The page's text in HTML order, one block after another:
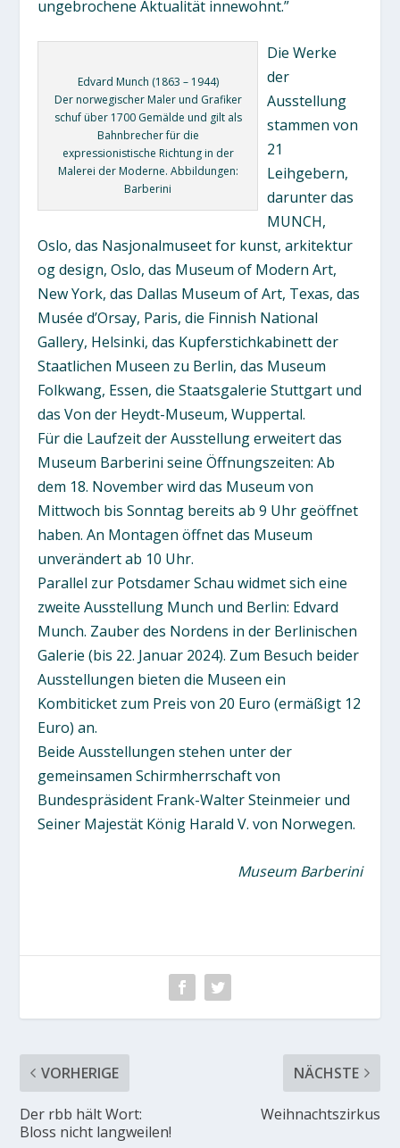
ungebrochene Aktualität innewohnt.”
Edvard Munch (1863 – 1944)
Der norwegischer Maler und Grafiker
schuf über 1700 Gemälde und gilt als
Bahnbrecher für die
expressionistische Richtung in der
Malerei der Moderne. Abbildungen:
Barberini
Die Werke
der
Ausstellung
stammen von
21
Leihgebern,
darunter das
MUNCH,
Oslo, das Nasjonalmuseet for kunst, arkitektur
og design, Oslo, das Museum of Modern Art,
New York, das Dallas Museum of Art, Texas, das
Musée d’Orsay, Paris, die Finnish National
Gallery, Helsinki, das Kupferstichkabinett der
Staatlichen Museen zu Berlin, das Museum
Folkwang, Essen, die Staatsgalerie Stuttgart und
das Von der Heydt-Museum, Wuppertal.
Für die Laufzeit der Ausstellung erweitert das
Museum Barberini seine Öffnungszeiten: Ab
dem 18. November wird das Museum von
Mittwoch bis Sonntag bereits ab 9 Uhr geöffnet
haben. An Montagen öffnet das Museum
unverändert ab 10 Uhr.
Parallel zur Potsdamer Schau widmet sich eine
zweite Ausstellung Munch und Berlin: Edvard
Munch. Zauber des Nordens in der Berlinischen
Galerie (bis 22. Januar 2024). Zum Besuch beider
Ausstellungen bieten die Museen ein
Kombiticket zum Preis von 20 Euro (ermäßigt 12
Euro) an.
Beide Ausstellungen stehen unter der
gemeinsamen Schirmherrschaft von
Bundespräsident Frank-Walter Steinmeier und
Seiner Majestät König Harald V. von Norwegen.
Museum Barberini
VORHERIGE
Der rbb hält Wort:
Bloss nicht langweilen!
NÄCHSTE
Weihnachtszirkus